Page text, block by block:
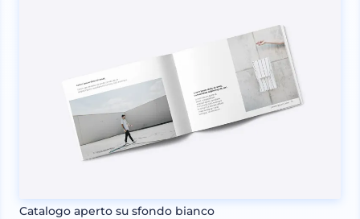
Catalogo aperto su sfondo bianco